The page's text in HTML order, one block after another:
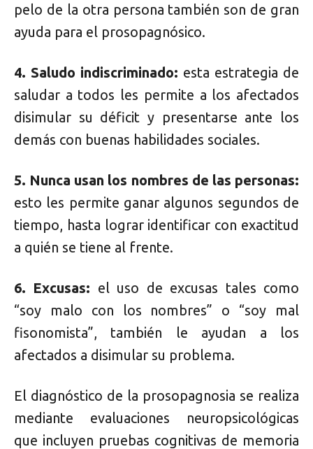
pelo de la otra persona también son de gran
ayuda para el prosopagnósico.
4. Saludo indiscriminado: esta estrategia de
saludar a todos les permite a los afectados
disimular su déficit y presentarse ante los
demás con buenas habilidades sociales.
5. Nunca usan los nombres de las personas:
esto les permite ganar algunos segundos de
tiempo, hasta lograr identificar con exactitud
a quién se tiene al frente.
6. Excusas: el uso de excusas tales como
“soy malo con los nombres” o “soy mal
fisonomista”, también le ayudan a los
afectados a disimular su problema.
El diagnóstico de la prosopagnosia se realiza
mediante evaluaciones neuropsicológicas
que incluyen pruebas cognitivas de memoria